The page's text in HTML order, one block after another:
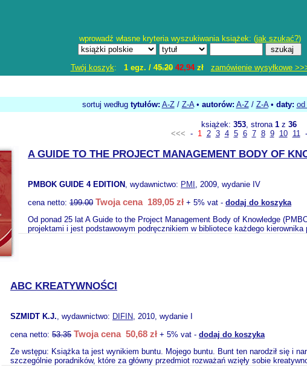
wprowadź własne kryteria wyszukiwania książek: (jak szukać?)
Twój koszyk: 1 egz. /45.20 42,94zł
zamówienie wysyłkowe
sortuj według tytułów: A-Z/ Z-A• autorów: A-Z/ Z-A• daty:
książek: 353, strona 1z 36
<<< - 1 2 3 4 5 6 7 8 9 10 11-
A GUIDE TO THE PROJECT MANAGEMENT BODY OF
PMBOK GUIDE 4 EDITION , wydawnictwo: PMI , 2009, wydanie IV
cena netto: 199.00 Twoja cena 189,05 zł + 5% vat - dodaj do koszyka
Od ponad 25 lat A Guide to the Project Management Body of Knowledge
projektami i jest podstawowym podręcznikiem w bibliotece każdego kierownika
ABC KREATYWNOŚCI
SZMIDT K.J., wydawnictwo: DIFIN, 2010, wydanie I
cena netto: 53.35 Twoja cena 50,68 zł + 5% vat - dodaj do koszyka
Ze wstępu: Książka ta jest wynikiem buntu. Mojego buntu. Bunt ten narodził się i
szczególnie poradników, które za główny przedmiot rozważań wzięły sobie